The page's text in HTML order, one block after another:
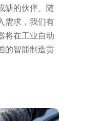
缺的伙伴。随
需求，我们有
将在工业自动
的智能制造贡